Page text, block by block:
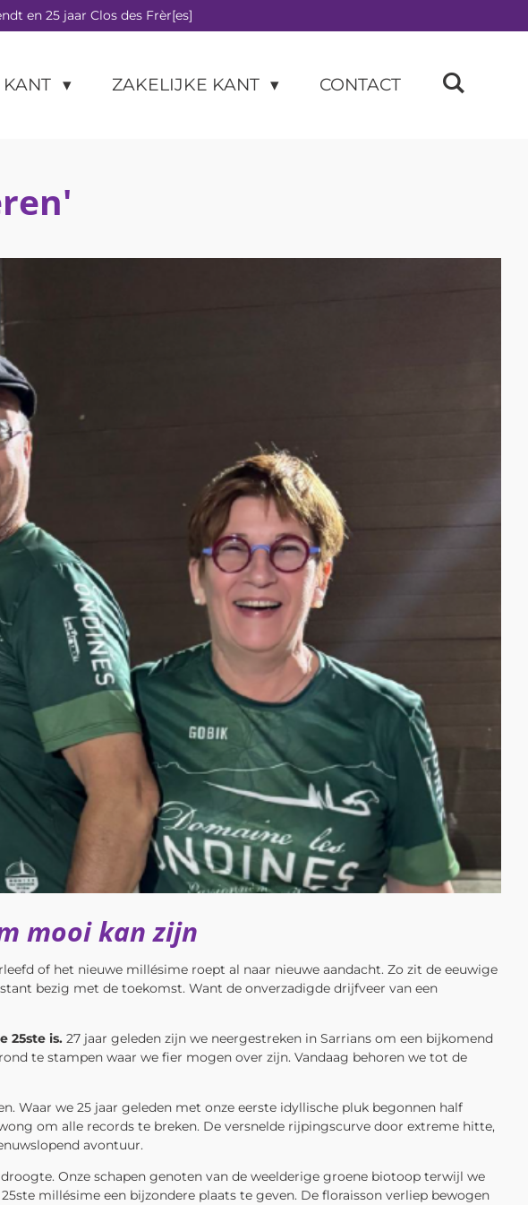
en 25 jaar Clos des Frèr[es]
ZAKELIJKE KANT CONTACT
mooi kan zijn
of het nieuwe millésime roept al naar nieuwe aandacht. Zo zit de eeuwige
bezig met de toekomst. Want de onverzadigde drijfveer van een
25ste is. 27 jaar geleden zijn we neergestreken in Sarrians om een bijkomend
te stampen waar we fier mogen over zijn. Vandaag behoren we tot de
Waar we 25 jaar geleden met onze eerste idyllische pluk begonnen half
om alle records te breken. De versnelde rijpingscurve door extreme hitte,
avontuur.
Onze schapen genoten van de weelderige groene biotoop terwijl we
millésime een bijzondere plaats te geven. De floraisson verliep bewogen